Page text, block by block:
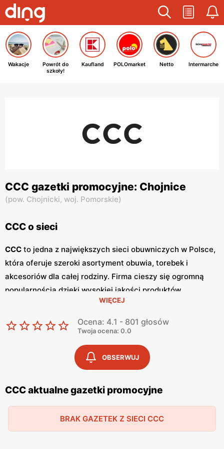
Wakacje
Powrót do
szkoły!
Kaufland POLOmarket Netto Intermarche
CCC gazetki promocyjne: Chojnice
(pow. Chojnicki, woj. Pomorskie)
CCC o sieci
CCC to jedna z największych sieci obuwniczych w Polsce,
która oferuje szeroki asortyment obuwia, torebek i
akcesoriów dla całej rodziny. Firma cieszy się ogromną
popularnością dzięki wysokiej jakości produktów,
nowoczesnym wzorom oraz atrakcyjnym
Klienci cenią sobie również częstepromocje
umożliwiają zakupy w wyjątkowo korzystnych warunkach.
regularnie publikujegazetki promocyjne
których prezentowane są najnowsze kolekcje, wyprzedaże
oraz specjalne oferty.Gazetkite są dostępne zarówno w
sklepach stacjonarnych, jak i online, co pozwala klientom
na bieżąco śledzić aktualne promocje
i planować zakupy.
dostarczając świeżych informacji o nowościach i
WIĘCEJ
Ocena: 4.1 - 801 głosów
Twoja ocena: 0.0
OBSERWUJ
CCC aktualne gazetki promocyjne
BRAK GAZETEK Z SIECI CCC